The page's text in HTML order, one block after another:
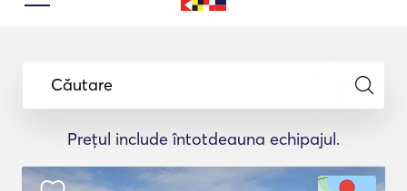
Căutare
Prețul include întotdeauna echipajul.